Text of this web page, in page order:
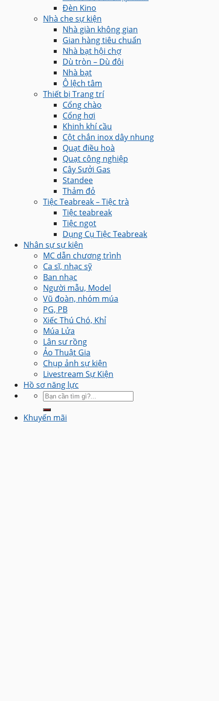
Đèn Kino
Nhà che sự kiện
Nhà giàn không gian
Gian hàng tiêu chuẩn
Nhà bạt hội chợ
Dù tròn – Dù đôi
Nhà bạt
Ô lệch tâm
Thiết bị Trang trí
Cổng chào
Cổng hơi
Khinh khí cầu
Cột chắn inox dây nhung
Quạt điều hoà
Quạt công nghiệp
Cây Sưởi Gas
Standee
Thảm đỏ
Tiệc Teabreak – Tiệc trà
Tiệc teabreak
Tiệc ngọt
Dụng Cụ Tiệc Teabreak
Nhân sự sự kiện
MC dẫn chương trình
Ca sĩ, nhạc sỹ
Ban nhạc
Người mẫu, Model
Vũ đoàn, nhóm múa
PG, PB
Xiếc Thú Chó, Khỉ
Múa Lửa
Lân sư rồng
Ảo Thuật Gia
Chụp ảnh sự kiện
Livestream Sự Kiện
Hồ sơ năng lực
Khuyến mãi